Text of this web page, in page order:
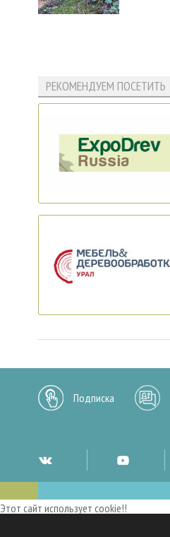
РЕКОМЕНДУЕМ ПОСЕТИТЬ
Подписка
Этот сайт использует cookie!!
Мы используем cookies и аналогичные